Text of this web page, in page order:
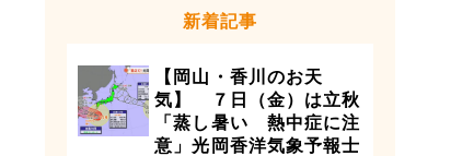
新着記事
【岡山・香川のお天
気】 ７日（金）は立秋
「蒸し暑い 熱中症に注
意」光岡香洋気象予報士